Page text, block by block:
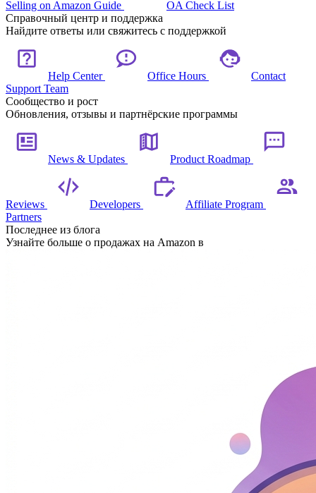
Selling on Amazon Guide
OA Check List
Справочный центр и поддержка
Найдите ответы или свяжитесь с поддержкой
Help Center Office Hours
Contact
Support Team
Сообщество и рост
Обновления, отзывы и партнёрские программы
News & Updates Product Roadmap
Reviews Developers
Affiliate Program
Partners
Последнее из блога
Узнайте больше о продажах на Amazon в